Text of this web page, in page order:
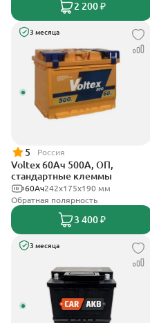
2 200 ₽
3 месяца
5 Россия
Voltex 60Ач 500А, ОП,
стандартные клеммы
242х175х190 мм
60Ач
Обратная полярность
3 400 ₽
3 месяца